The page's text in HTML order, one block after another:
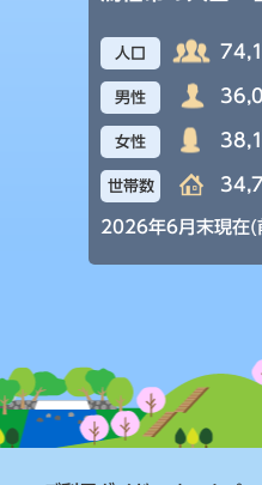
人口
男性
女性
世帯数
2026年6月末現在(